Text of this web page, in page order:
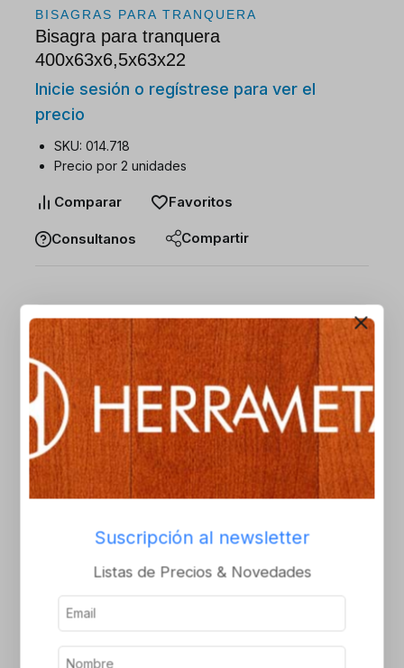
BISAGRAS PARA TRANQUERA
Bisagra para tranquera
400x63x6,5x63x22
Inicie sesión o regístrese para ver el
precio
SKU: 014.718
Precio por 2 unidades
Comparar Favoritos
Consultanos Compartir
Descripción Información adicional
SKU: 014.718
Precio por 2 unidades
Productos relacionados
Suscripción al newsletter
Listas de Precios & Novedades